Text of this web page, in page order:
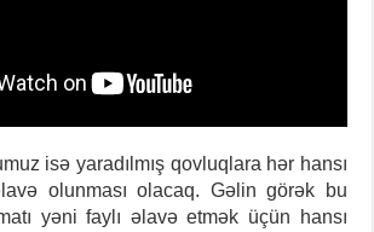
isə yaradılmış qovluqlara hər hansı
olunması olacaq. Gəlin görək bu
yəni faylı əlavə etmək üçün hansı